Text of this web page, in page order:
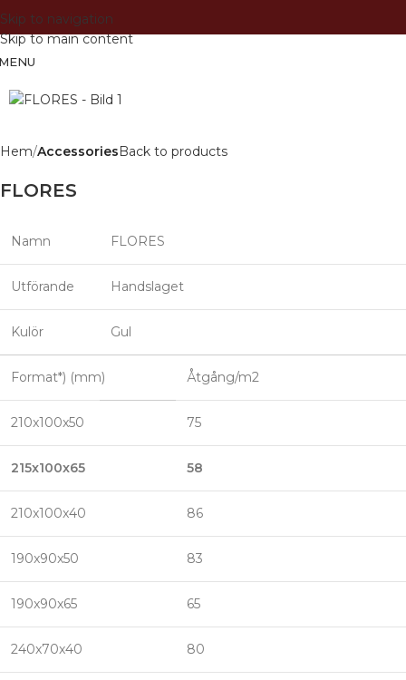
Skip to navigation
Skip to main content
Hem Accessories Back to products
FLORES
Namn FLORES
Utförande Handslaget
Kulör Gul
Format*) (mm) Åtgång/m2
210x100x50 75
215x100x65 58
210x100x40 86
190x90x50 83
190x90x65 65
240x70x40 80